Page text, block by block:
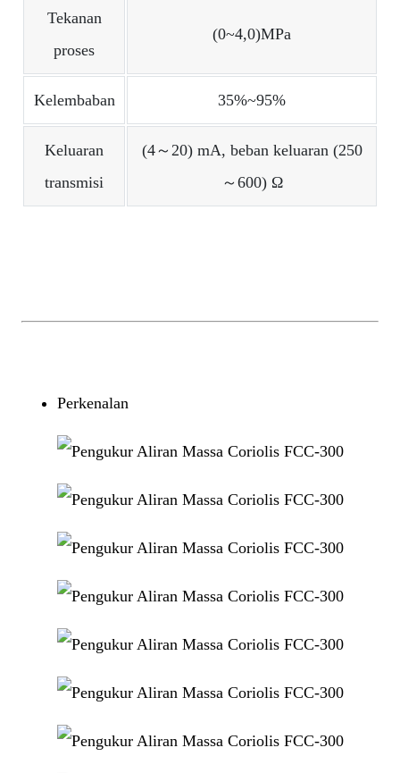
Tekanan
proses
(0~4,0)MPa
Kelembaban 35%~95%
Keluaran
transmisi
(4～20) mA, beban keluaran (250
～600) Ω
Perkenalan